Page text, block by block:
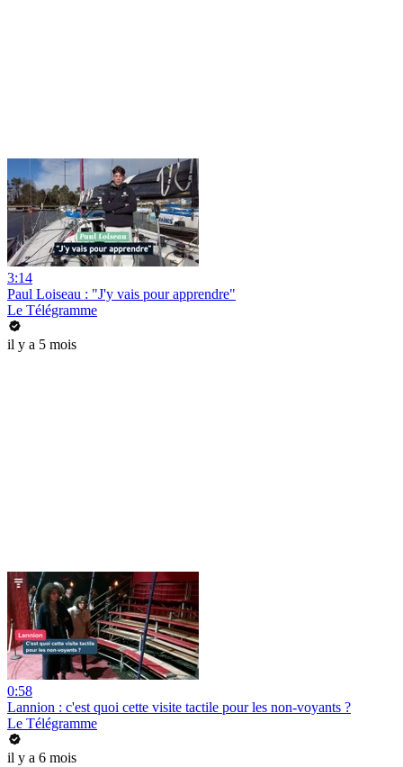
3:14
Paul Loiseau : "J'y vais pour apprendre"
Le Télégramme
il y a 5 mois
0:58
Lannion : c'est quoi cette visite tactile pour les non-voyants ?
Le Télégramme
il y a 6 mois